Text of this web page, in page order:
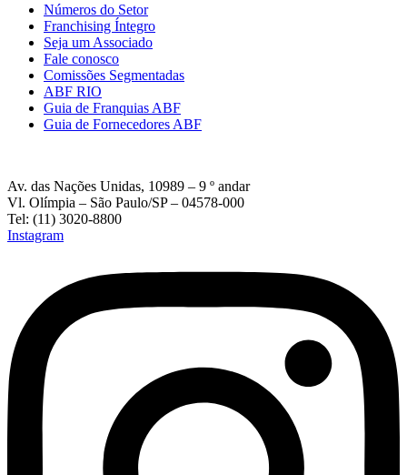
Números do Setor
Franchising Íntegro
Seja um Associado
Fale conosco
Comissões Segmentadas
ABF RIO
Guia de Franquias ABF
Guia de Fornecedores ABF
Av. das Nações Unidas, 10989 – 9 º andar
Vl. Olímpia – São Paulo/SP – 04578-000
Tel: (11) 3020-8800
Instagram